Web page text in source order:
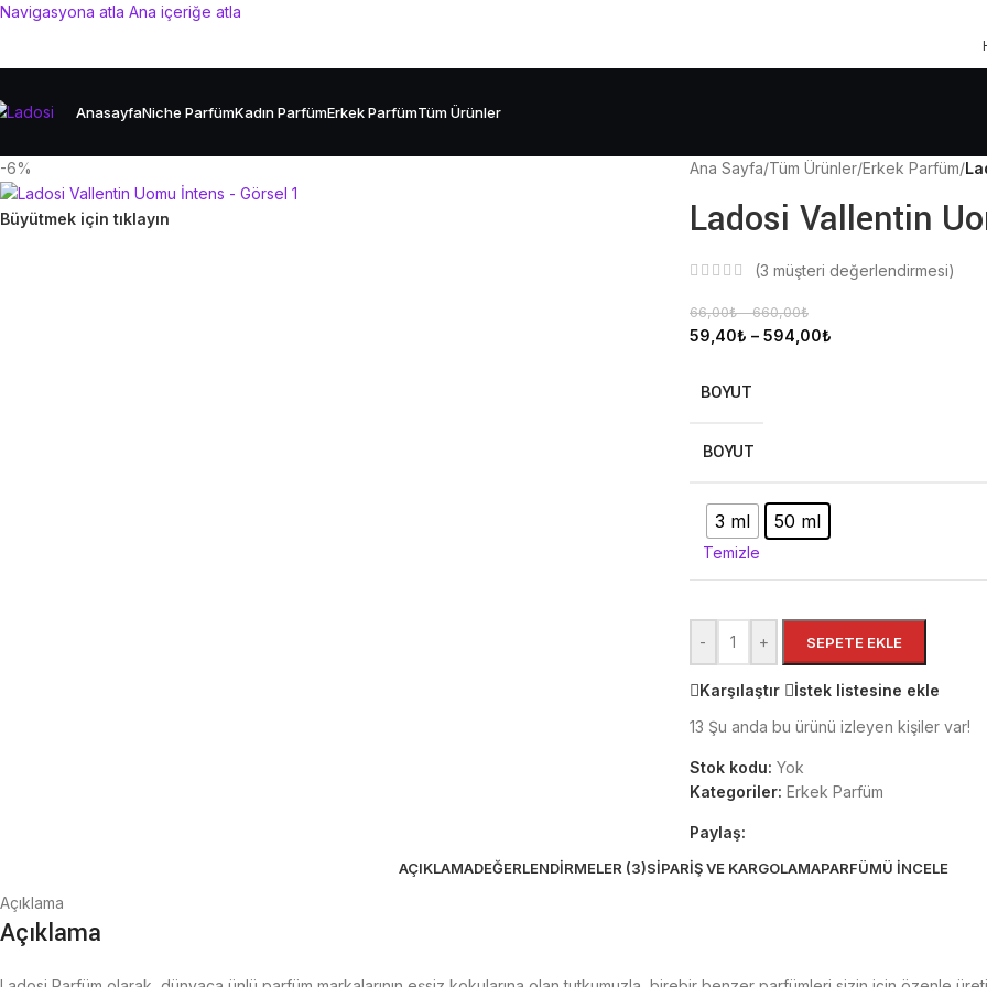
Navigasyona atla Ana içeriğe atla
AnasayfaNiche ParfümKadın ParfümErkek ParfümTüm Ürünler
-6%
Büyütmek için tıklayın
Ana Sayfa/Tüm Ürünler/Erkek Parfüm/
Ladosi Vallentin
(3 müşteri değerlendirmesi)
66,00₺ –660,00₺
59,40₺ – 594,00₺
BOYUT
BOYUT
3 ml 50 ml
Temizle
- + SEPETE EKLE
Karşılaştır
İstek listesine ekle
13 Şu anda bu ürünü izleyen kişiler var!
Stok kodu: Yok
Kategoriler: Erkek Parfüm
Paylaş:
AÇIKLAMADEĞERLENDIRMELER (3)SIPARIŞ VE KARGOLAMAPARFÜMÜ İNCELE
Açıklama
Açıklama